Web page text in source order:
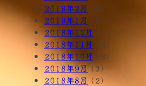
2019年2月 (3)
2019年1月 (2)
2018年12月 (1)
2018年11月 (2)
2018年10月 (3)
2018年9月(3)
2018年8月(2)